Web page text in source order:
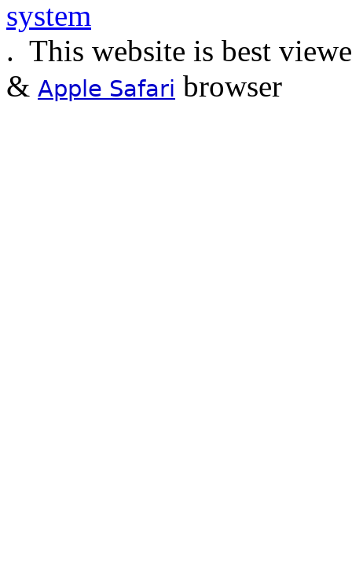
. This website is best
& Apple Safari browser